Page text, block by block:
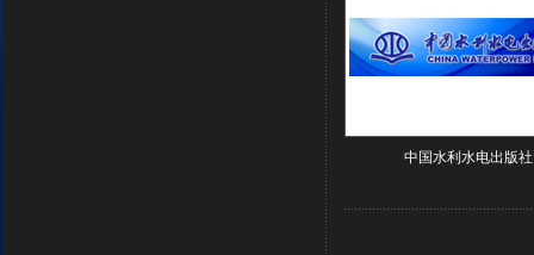
中国水利水电出版社